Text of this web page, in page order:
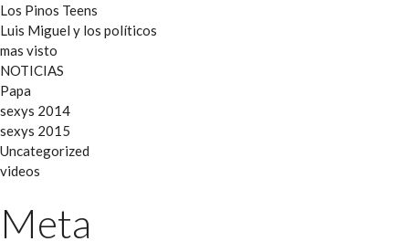
Los Pinos Teens
Luis Miguel y los políticos
mas visto
NOTICIAS
Papa
sexys 2014
sexys 2015
Uncategorized
videos
Meta